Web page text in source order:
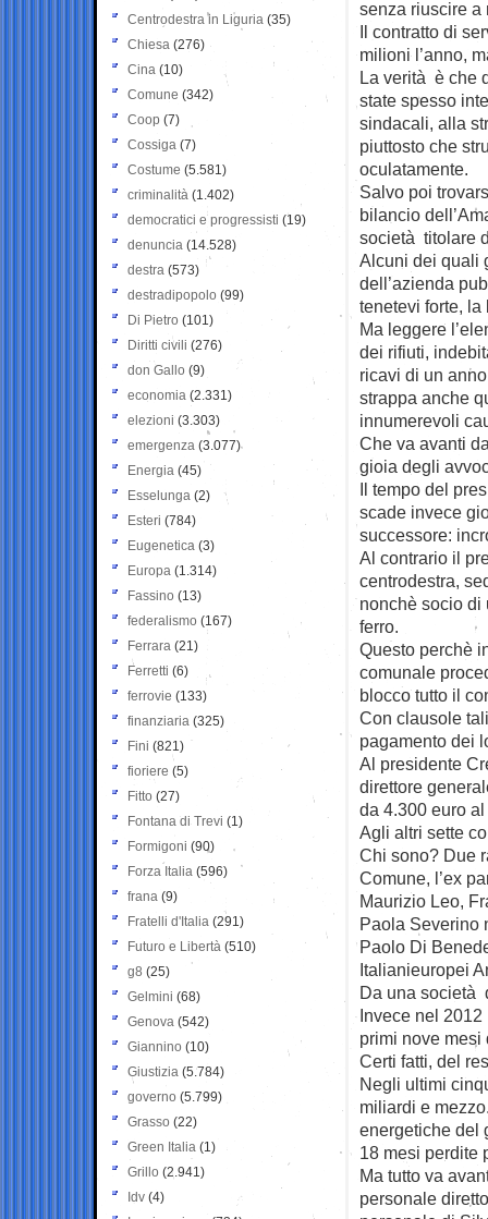
senza riuscire a
Il contratto di
milioni l’anno,
La verità è che
state spesso
sindacali, alla
piuttosto che
oculatamente.
Salvo poi
bilancio
società titolare
Alcuni dei quali
dell’azienda
tenetevi forte,
Ma leggere
dei rifiuti,
ricavi di un
strappa anche
innumerevoli
Che va avanti
gioia degli
Il tempo del
scade invece
successore:
Al contrario il
centrodestra,
nonchè socio di
ferro.
Questo perchè
comunale
blocco tutto il
Con clausole
pagamento dei
Al presidente
direttore
da 4.300 euro
Agli altri sette
Chi sono? Due
Comune, l’ex
Maurizio Leo,
Paola Severino
Paolo Di
Italianieuropei
Da una società
Invece nel
primi nove mesi
Certi fatti, del
Negli ultimi
miliardi e
energetiche del
18 mesi perdite
Ma tutto va
personale
Centrodestra in Liguria (35)
Chiesa (276)
Cina (10)
Comune (342)
Coop (7)
Cossiga (7)
Costume (5.581)
criminalità (1.402)
democratici e progressisti (19)
denuncia (14.528)
destra (573)
destradipopolo (99)
Di Pietro (101)
Diritti civili (276)
don Gallo (9)
economia (2.331)
elezioni (3.303)
emergenza (3.077)
Energia (45)
Esselunga (2)
Esteri (784)
Eugenetica (3)
Europa (1.314)
Fassino (13)
federalismo (167)
Ferrara (21)
Ferretti (6)
ferrovie (133)
finanziaria (325)
Fini (821)
fioriere (5)
Fitto (27)
Fontana di Trevi (1)
Formigoni (90)
Forza Italia (596)
frana (9)
Fratelli d'Italia (291)
Futuro e Libertà (510)
g8 (25)
Gelmini (68)
Genova (542)
Giannino (10)
Giustizia (5.784)
governo (5.799)
Grasso (22)
Green Italia (1)
Grillo (2.941)
Idv (4)